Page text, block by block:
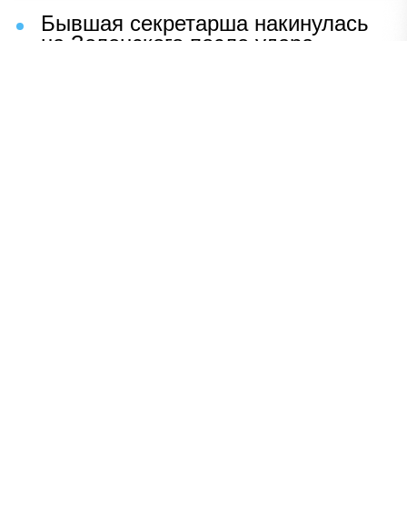
Бывшая секретарша накинулась
на Зеленского после удара